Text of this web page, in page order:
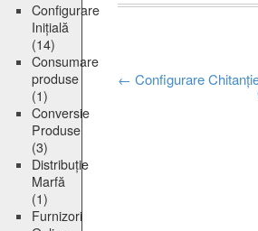
Configurare
Inițială
(14)
Consumare
produse
(1)
Conversie
Produse
(3)
Distribuție
Marfă
(1)
Furnizori
Post
← Configurare